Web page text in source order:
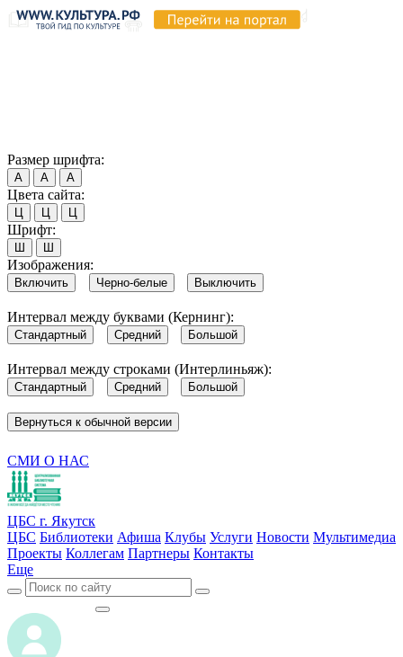
Размер шрифта:
А А А
Цвета сайта:
Ц Ц Ц
Шрифт:
Ш Ш
Изображения:
Включить Черно-белые Выключить
Интервал между буквами (Кернинг):
Стандартный Средний Большой
Интервал между строками (Интерлиньяж):
Стандартный Средний Большой
Вернуться к обычной версии
СМИ О НАС
ЦБС г. Якутск
ЦБС Библиотеки Афиша Клубы Услуги Новости Мультимедиа
Проекты Коллегам Партнеры Контакты
Еще